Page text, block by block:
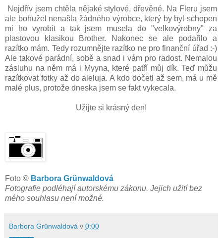
Nejdřív jsem chtěla nějaké stylové, dřevěné. Na Fleru jsem
ale bohužel nenašla žádného výrobce, který by byl schopen
mi ho vyrobit a tak jsem musela do "velkovýrobny" za
plastovou klasikou Brother. Nakonec se ale podařilo a
razítko mám. Tedy rozumnějte razítko ne pro finanční úřad :-)
Ale takové parádní, sobě a snad i vám pro radost. Nemalou
zásluhu na něm má i Myyna, které patří můj dík. Teď můžu
razítkovat fotky až do aleluja. A kdo dočetl až sem, má u mě
malé plus, protože dneska jsem se fakt vykecala.
Užijte si krásný den!
Foto © Barbora Grünwaldová
Fotografie podléhají autorskému zákonu. Jejich užití bez
mého souhlasu není možné.
Barbora Grünwaldová v 0:00